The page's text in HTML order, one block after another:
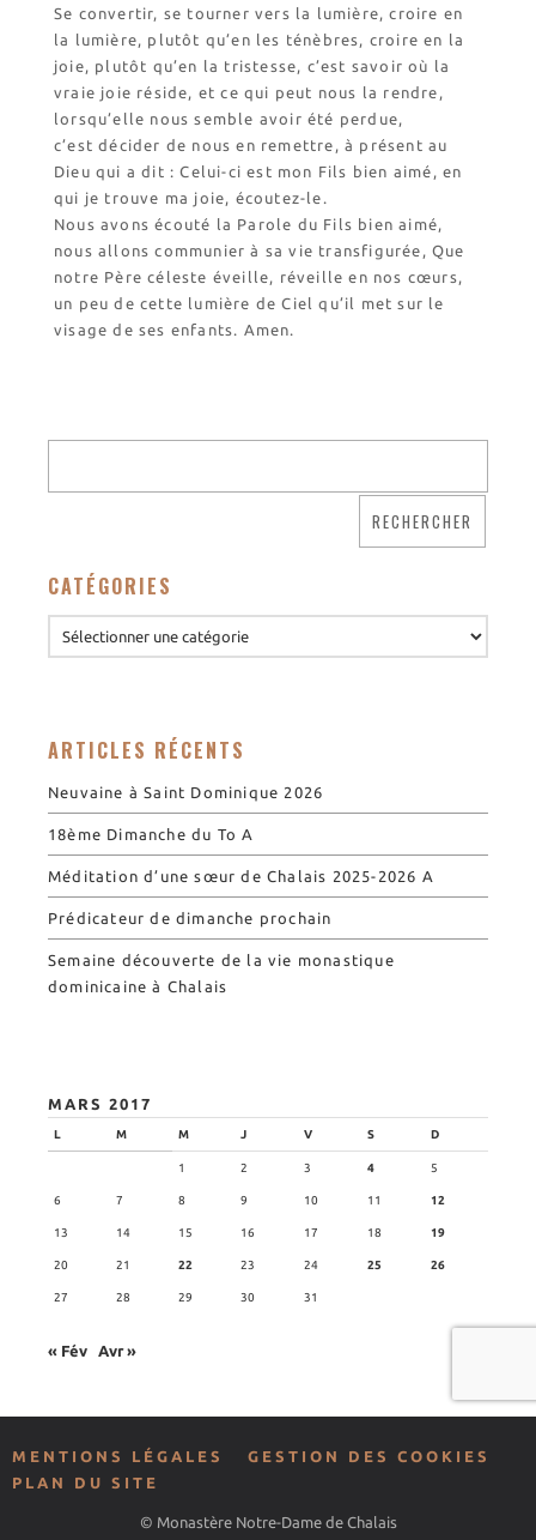
Se convertir, se tourner vers la lumière, croire en
la lumière, plutôt qu’en les ténèbres, croire en la
joie, plutôt qu’en la tristesse, c’est savoir où la
vraie joie réside, et ce qui peut nous la rendre,
lorsqu’elle nous semble avoir été perdue,
c’est décider de nous en remettre, à présent au
Dieu qui a dit : Celui-ci est mon Fils bien aimé, en
qui je trouve ma joie, écoutez-le.
Nous avons écouté la Parole du Fils bien aimé,
nous allons communier à sa vie transfigurée, Que
notre Père céleste éveille, réveille en nos cœurs,
un peu de cette lumière de Ciel qu’il met sur le
visage de ses enfants. Amen.
CATÉGORIES
ARTICLES RÉCENTS
Neuvaine à Saint Dominique 2026
18ème Dimanche du To A
Méditation d’une sœur de Chalais 2025-2026 A
Prédicateur de dimanche prochain
Semaine découverte de la vie monastique
dominicaine à Chalais
MARS 2017
L M M J V S D
1 2 3 4 5
6 7 8 9 10 11 12
13 14 15 16 17 18 19
20 21 22 23 24 25 26
27 28 29 30 31
« Fév Avr »
MENTIONS LÉGALES
GESTION DES COOKIES
PLAN DU SITE
© Monastère Notre-Dame de Chalais